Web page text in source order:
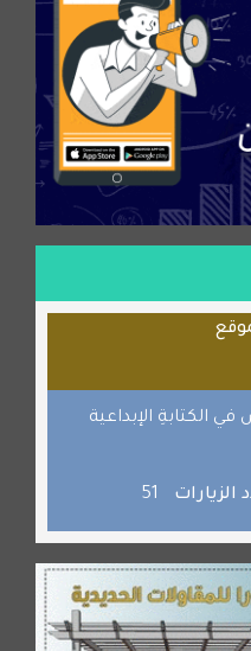
المنزلية
الإبداعية
الزيارات 51